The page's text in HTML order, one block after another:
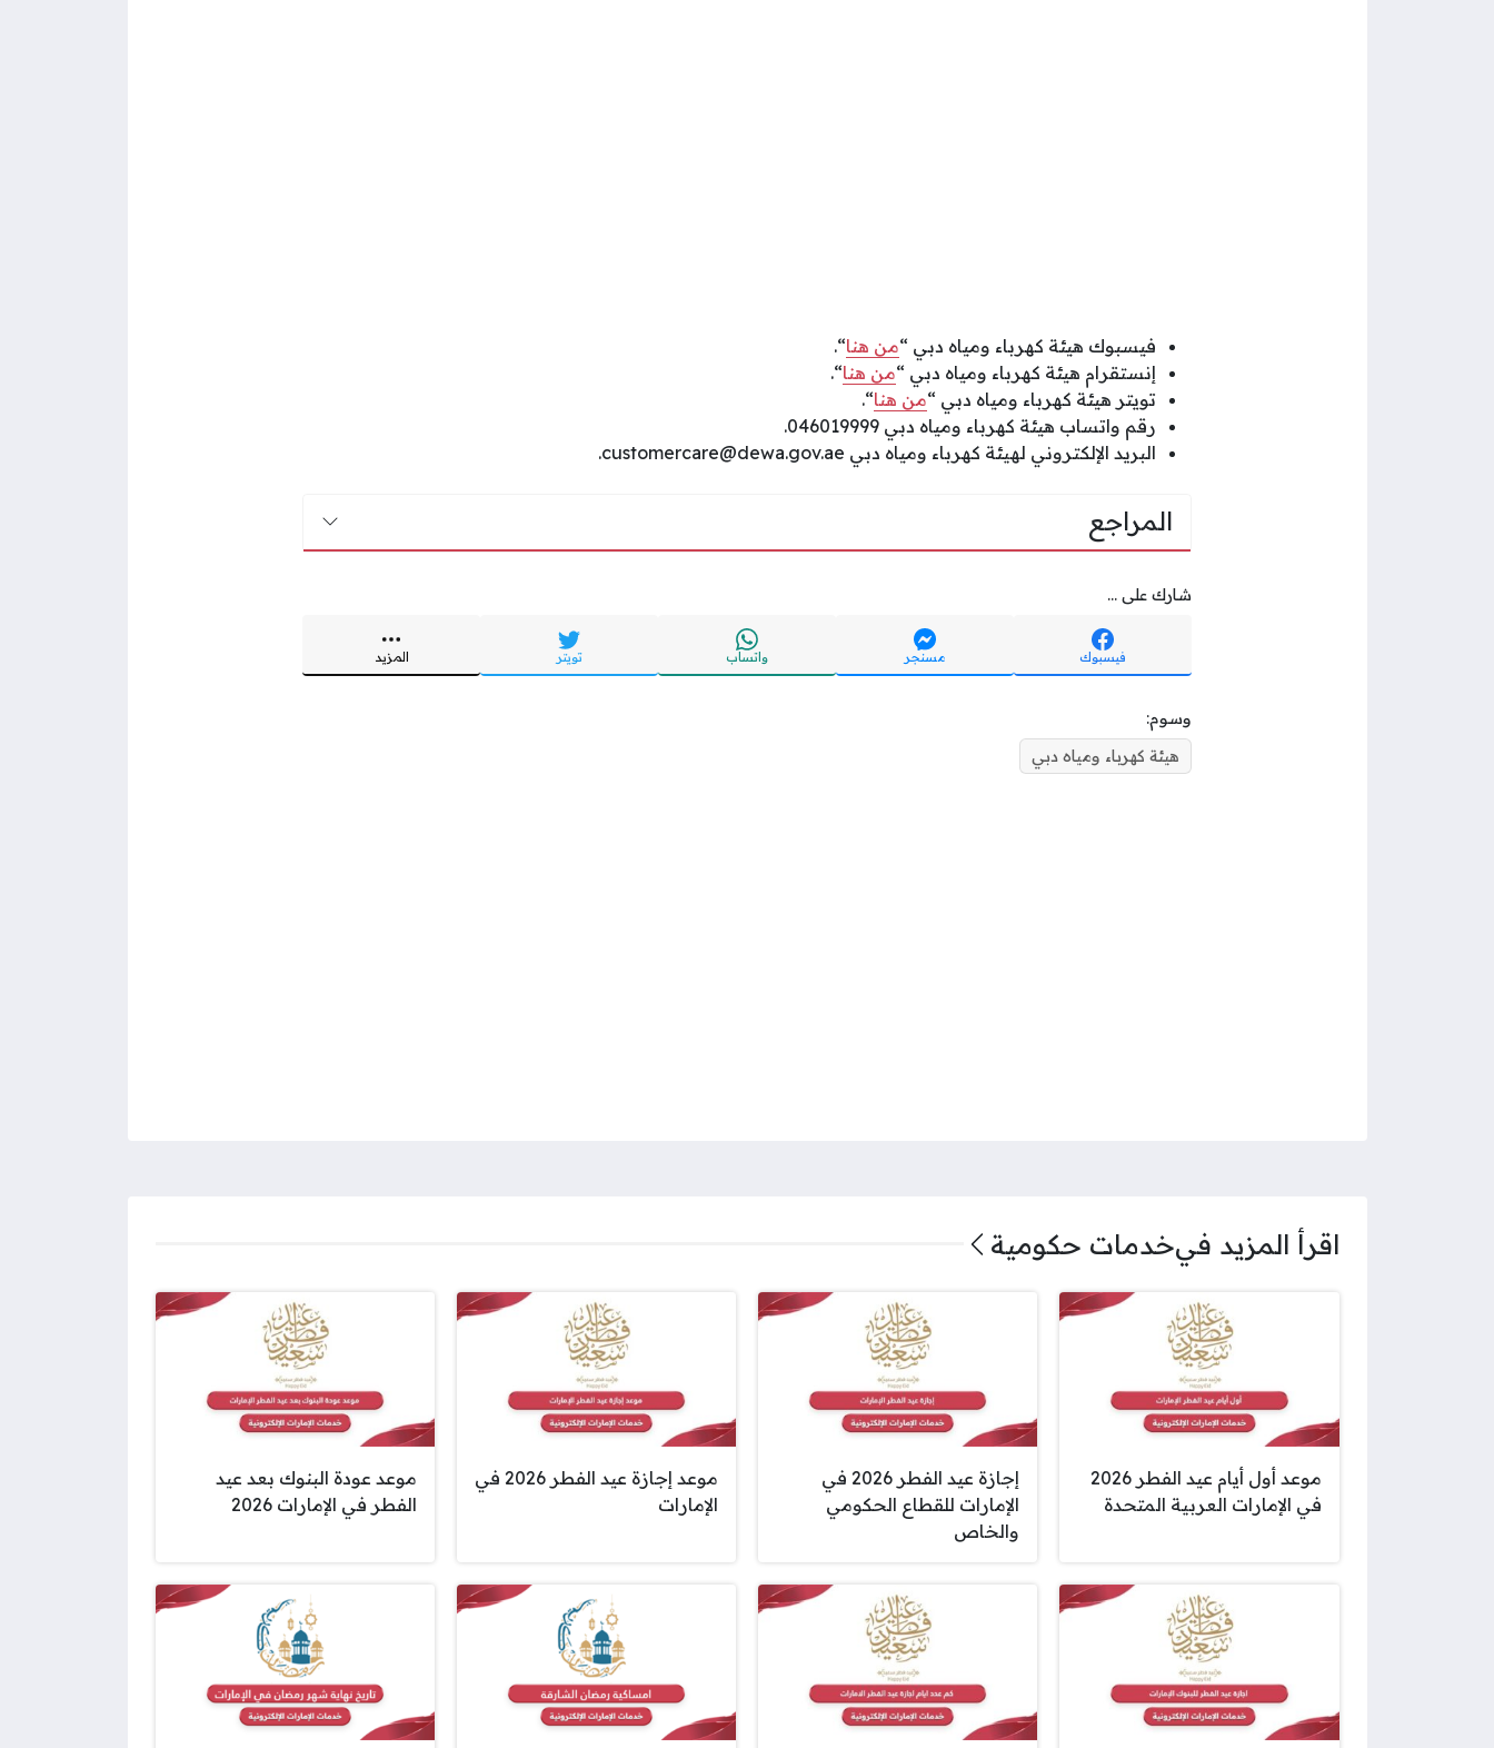
فيسبوك هيئة كهرباء ومياه دبي “من هنا“.
إنستقرام هيئة كهرباء ومياه دبي “من هنا“.
تويتر هيئة كهرباء ومياه دبي “من هنا“.
رقم واتساب هيئة كهرباء ومياه دبي 046019999.
البريد الإلكتروني لهيئة كهرباء ومياه دبي customercare@dewa.gov.ae
.
المراجع
شارك على ...
فيسبوك مسنجر واتساب تويتر المزيد
وسوم:
هيئة كهرباء ومياه دبي
اقرأ المزيد فيخدمات حكومية
موعد أول أيام عيد الفطر 2026
في الإمارات العربية المتحدة
إجازة عيد الفطر 2026 في
الإمارات للقطاع الحكومي
والخاص
موعد إجازة عيد الفطر 2026 في
الإمارات
موعد عودة البنوك بعد عيد
الفطر في الإمارات 2026